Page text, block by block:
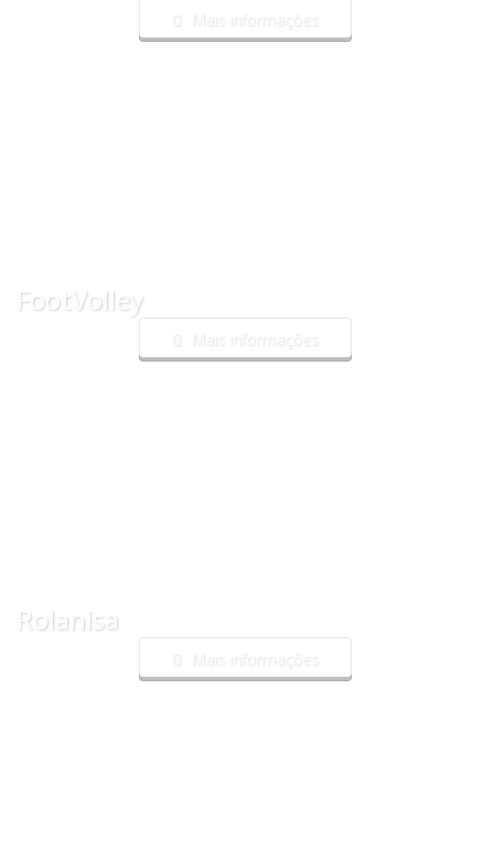
Mais informações
FootVolley
Mais informações
Rolanisa
Mais informações